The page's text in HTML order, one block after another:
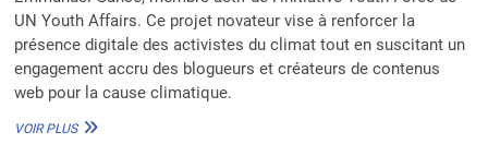
UN Youth Affairs. Ce projet novateur vise à renforcer la
présence digitale des activistes du climat tout en suscitant un
engagement accru des blogueurs et créateurs de contenus
web pour la cause climatique.
VOIR PLUSPROJET